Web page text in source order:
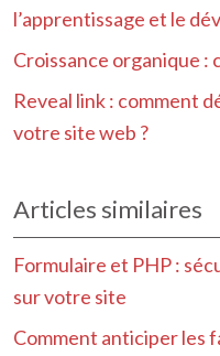
l’apprentissage et le
Croissance organique :
Reveal link : comment
votre site web ?
Articles similaires
Formulaire et PHP :
sur votre site
Comment anticiper les